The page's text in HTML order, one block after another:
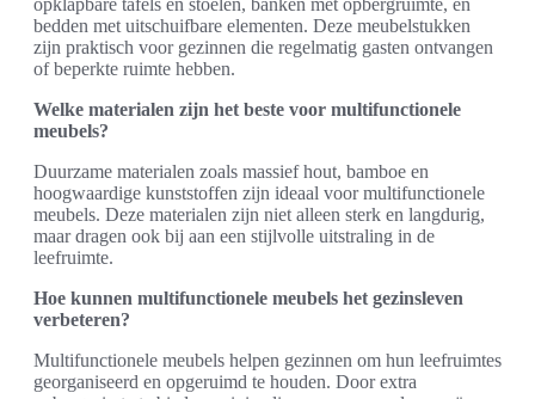
bedden met uitschuifbare elementen. Deze meubelstukken
zijn praktisch voor gezinnen die regelmatig gasten ontvangen
of beperkte ruimte hebben.
Welke materialen zijn het beste voor multifunctionele
meubels?
Duurzame materialen zoals massief hout, bamboe en
hoogwaardige kunststoffen zijn ideaal voor multifunctionele
meubels. Deze materialen zijn niet alleen sterk en langdurig,
maar dragen ook bij aan een stijlvolle uitstraling in de
leefruimte.
Hoe kunnen multifunctionele meubels het gezinsleven
verbeteren?
Multifunctionele meubels helpen gezinnen om hun leefruimtes
georganiseerd en opgeruimd te houden. Door extra